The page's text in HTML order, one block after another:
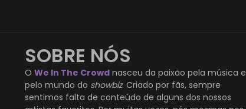
SOBRE NÓS
O We In The Crowd nasceu da paixão pela música e
pelo mundo do showbiz. Criado por fãs, sempre
sentimos falta de conteúdo de alguns dos nossos